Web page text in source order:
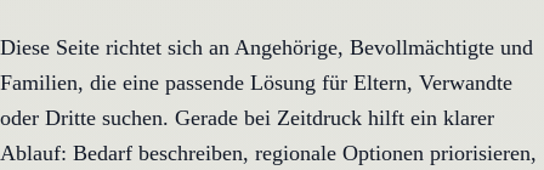
Diese Seite richtet sich an Angehörige, Bevollmächtigte und
Familien, die eine passende Lösung für Eltern, Verwandte
oder Dritte suchen. Gerade bei Zeitdruck hilft ein klarer
Ablauf: Bedarf beschreiben, regionale Optionen priorisieren,